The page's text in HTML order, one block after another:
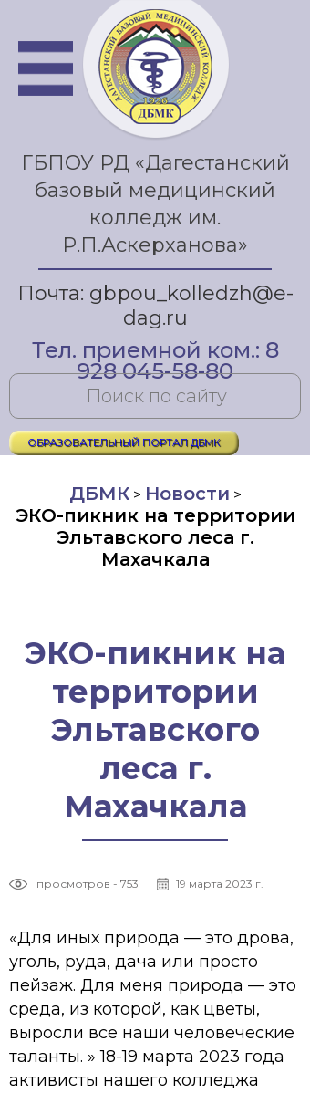
ГБПОУ РД «Дагестанский
базовый медицинский
колледж им.
Р.П.Аскерханова»
Почта: gbpou_kolledzh@e-
dag.ru
Тел. приемной ком.: 8
928 045-58-80
ОБРАЗОВАТЕЛЬНЫЙ ПОРТАЛ ДБМК
ДБМК> Новости >
ЭКО-пикник на территории
Эльтавского леса г.
Махачкала
ЭКО-пикник на
территории
Эльтавского
леса г.
Махачкала
просмотров - 753 19 марта 2023 г.
«Для иных природа — это дрова,
уголь, руда, дача или просто
пейзаж. Для меня природа — это
среда, из которой, как цветы,
выросли все наши человеческие
таланты. » 18-19 марта 2023 года
активисты нашего колледжа